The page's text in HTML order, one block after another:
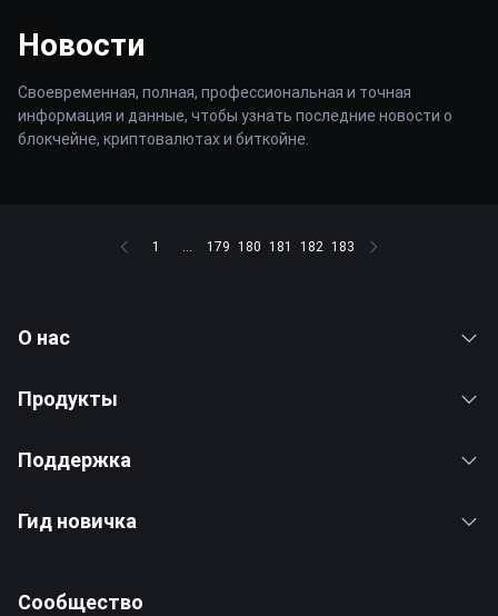
Новости
Своевременная, полная, профессиональная и точная
информация и данные, чтобы узнать последние новости о
блокчейне, криптовалютах и биткойне.
1 ... 179 180 181 182 183
О нас
Продукты
Поддержка
Гид новичка
Сообщество